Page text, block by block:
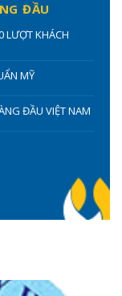
ĐẦU
LƯỢT KHÁCH
MỸ
ĐẦU VIỆT NAM